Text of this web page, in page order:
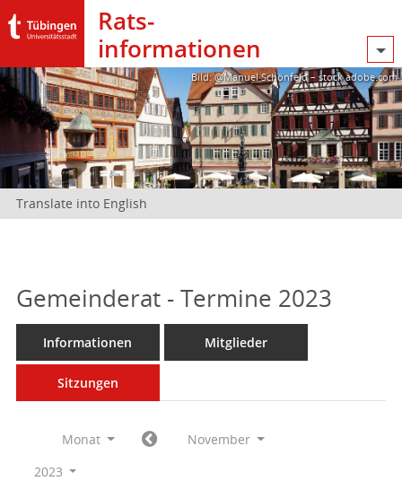
Rats­
informationen
Bild: @Manuel Schönfeld – stock.adobe.com
Translate into English
Gemeinderat - Termine 2023
Informationen Mitglieder
Sitzungen
Monat
November
2023